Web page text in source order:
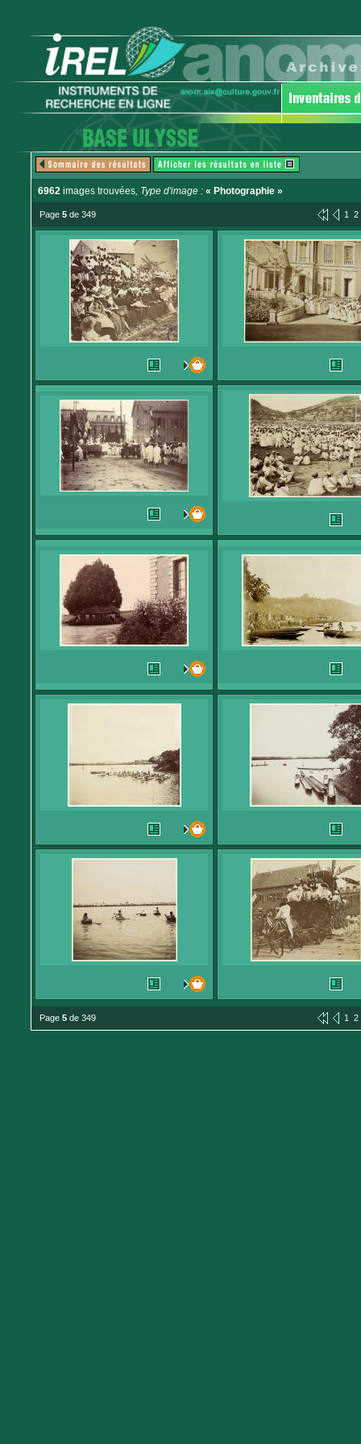
6962 images trouvées, Type d'image : « Photographie »
Page 5 de 349 1 2
Page 5 de 349 1 2